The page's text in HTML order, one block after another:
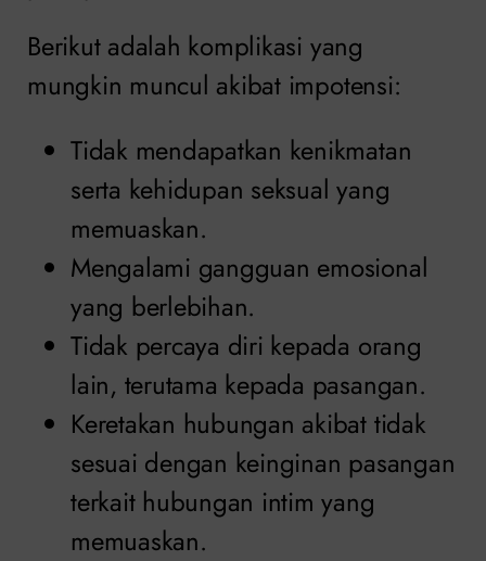
Berikut adalah komplikasi yang
mungkin muncul akibat impotensi:
Tidak mendapatkan kenikmatan
serta kehidupan seksual yang
memuaskan.
Mengalami gangguan emosional
yang berlebihan.
Tidak percaya diri kepada orang
lain, terutama kepada pasangan.
Keretakan hubungan akibat tidak
sesuai dengan keinginan pasangan
terkait hubungan intim yang
memuaskan.